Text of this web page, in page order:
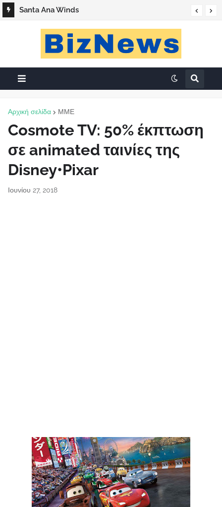
Santa Ana Winds
Αρχική σελίδα ΜΜΕ
Cosmote TV: 50% έκπτωση
σε animated ταινίες της
Disney•Pixar
Ιουνίου 27, 2018